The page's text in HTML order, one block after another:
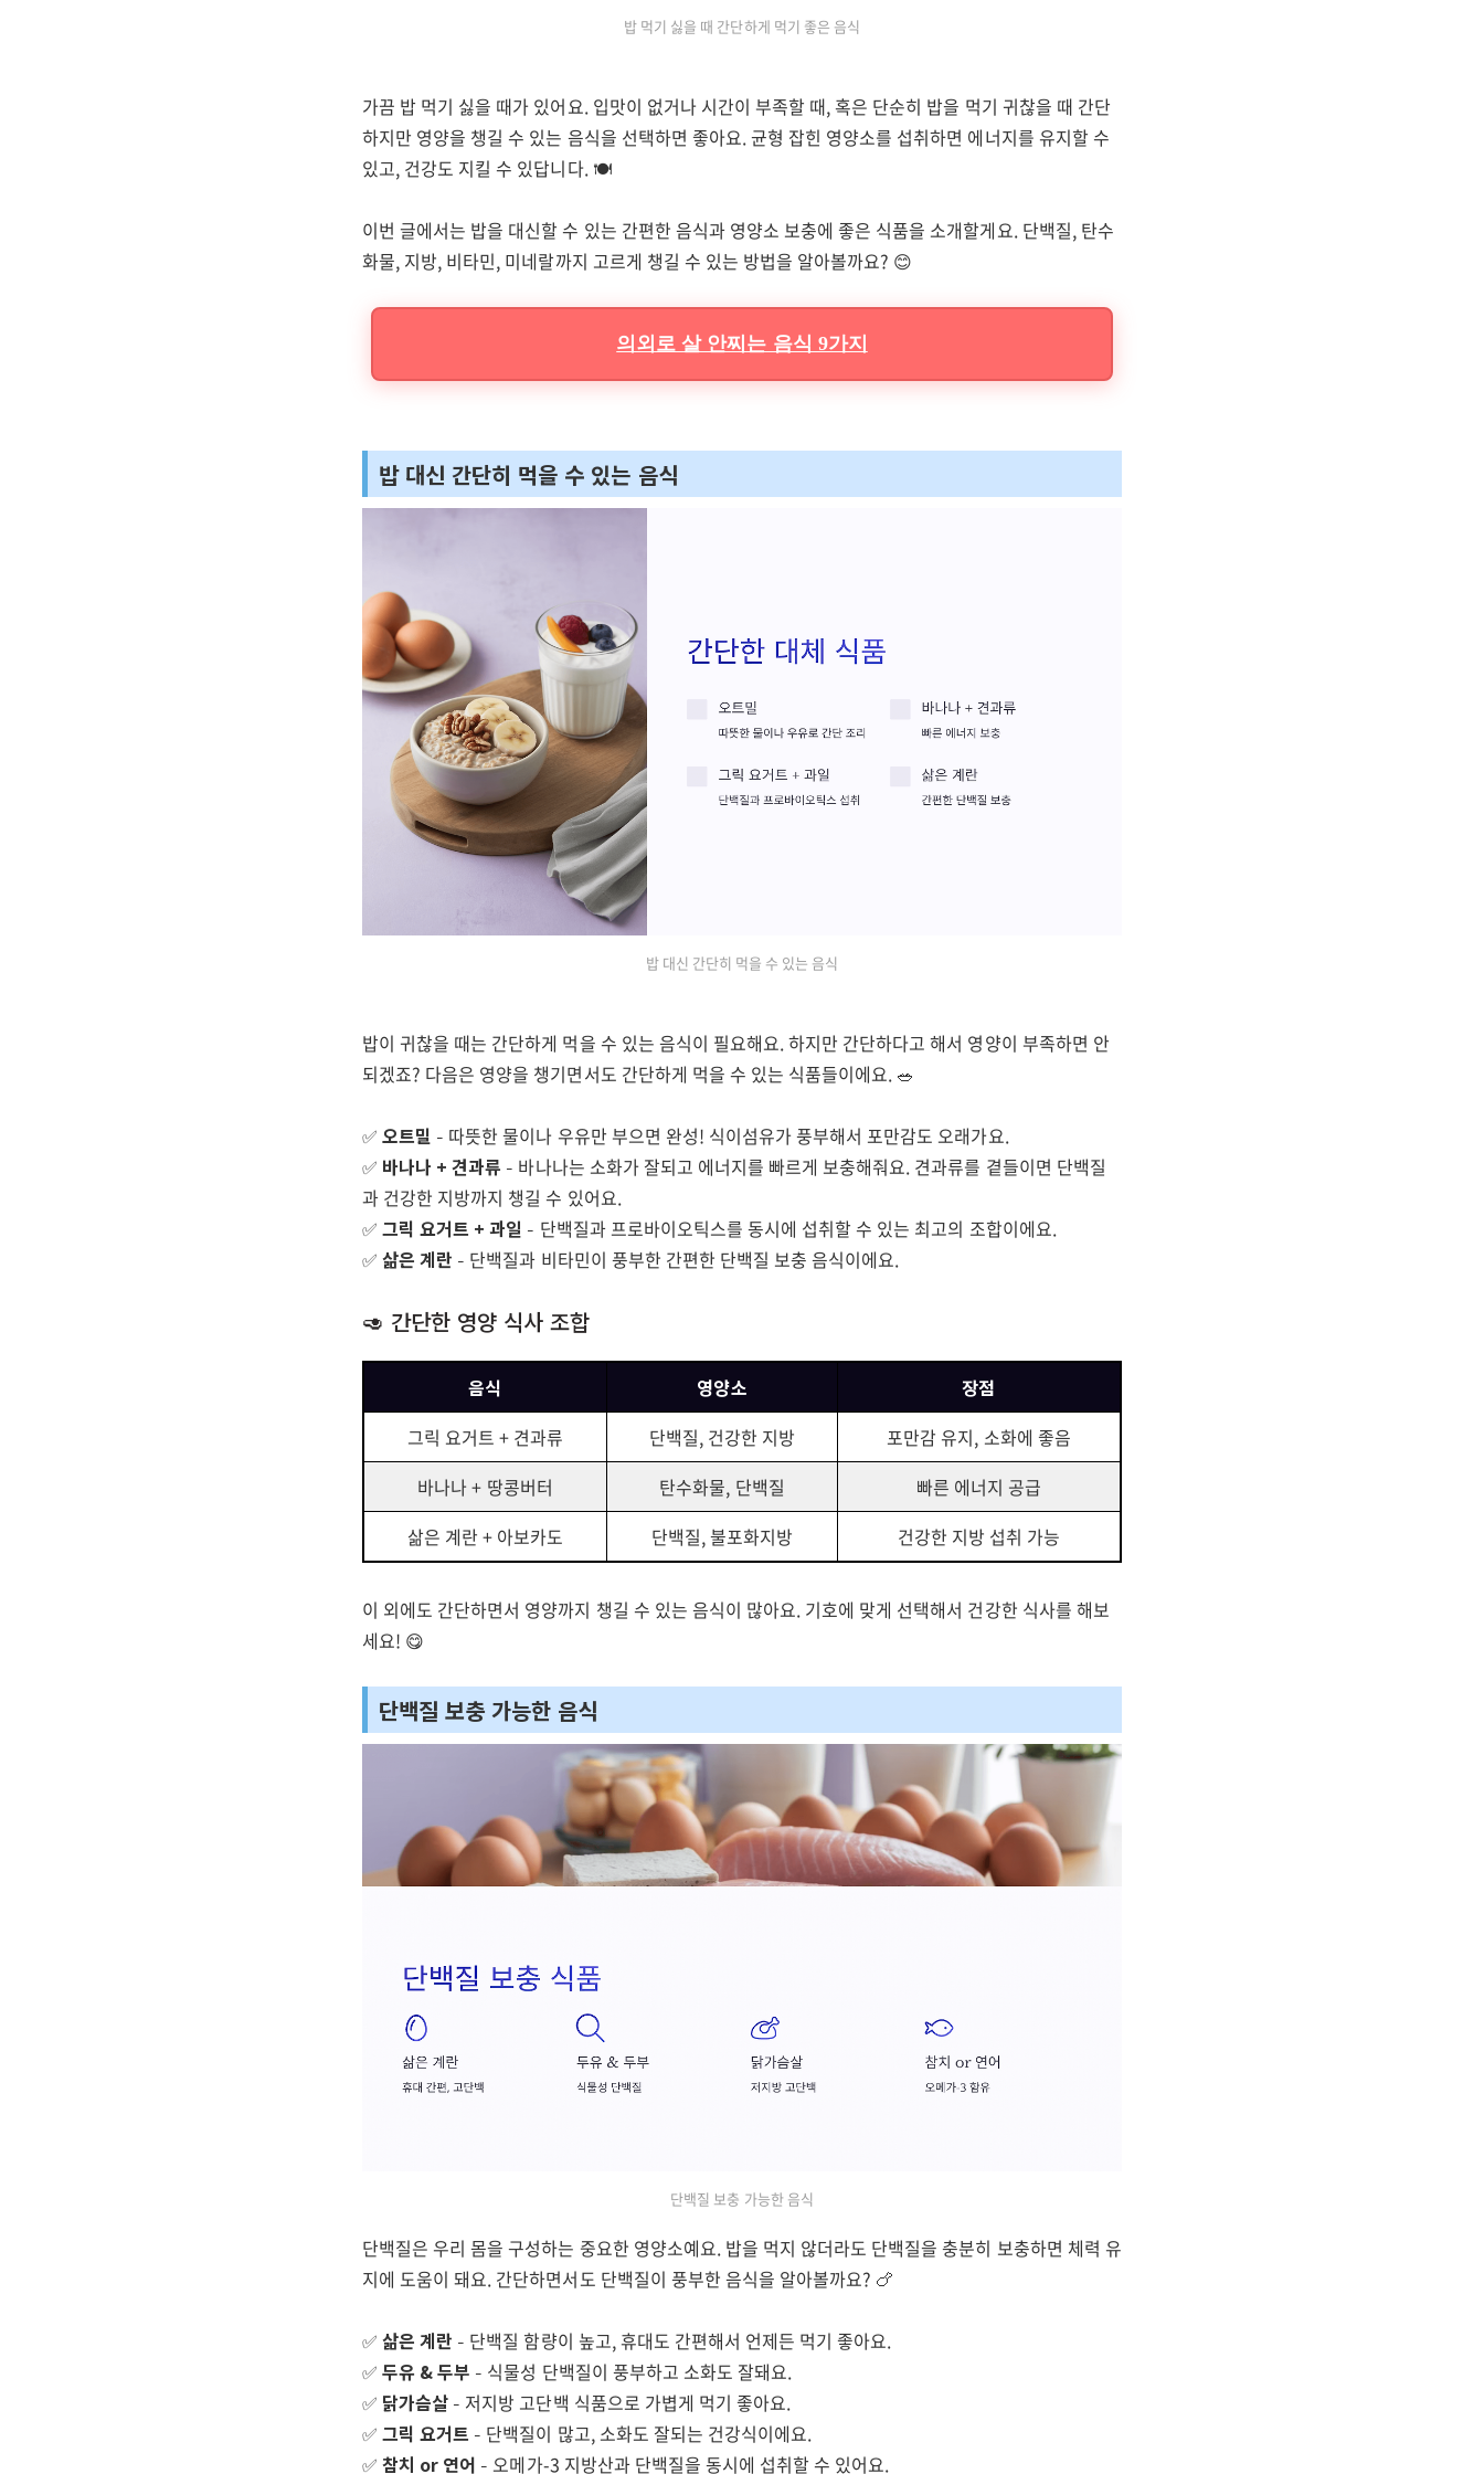
밥 먹기 싫을 때 간단하게 먹기 좋은 음식
가끔 밥 먹기 싫을 때가 있어요. 입맛이 없거나 시간이 부족할 때, 혹은 단순히 밥을 먹기 귀찮을 때 간단
하지만 영양을 챙길 수 있는 음식을 선택하면 좋아요. 균형 잡힌 영양소를 섭취하면 에너지를 유지할 수
있고, 건강도 지킬 수 있답니다. 🍽️
이번 글에서는 밥을 대신할 수 있는 간편한 음식과 영양소 보충에 좋은 식품을 소개할게요. 단백질, 탄수
화물, 지방, 비타민, 미네랄까지 고르게 챙길 수 있는 방법을 알아볼까요? 😊
의외로 살 안찌는 음식 9가지
밥 대신 간단히 먹을 수 있는 음식
밥 대신 간단히 먹을 수 있는 음식
밥이 귀찮을 때는 간단하게 먹을 수 있는 음식이 필요해요. 하지만 간단하다고 해서 영양이 부족하면 안
되겠죠? 다음은 영양을 챙기면서도 간단하게 먹을 수 있는 식품들이에요. 🥗
✅오트밀 – 따뜻한 물이나 우유만 부으면 완성! 식이섬유가 풍부해서 포만감도 오래가요.
✅ 바나나 + 견과류 – 바나나는 소화가 잘되고 에너지를 빠르게 보충해줘요. 견과류를 곁들이면 단백질
과 건강한 지방까지 챙길 수 있어요.
✅그릭 요거트 + 과일 – 단백질과 프로바이오틱스를 동시에 섭취할 수 있는 최고의 조합이에요.
✅삶은 계란 – 단백질과 비타민이 풍부한 간편한 단백질 보충 음식이에요.
🥑 간단한 영양 식사 조합
음식 영양소
장점
그릭 요거트 + 견과류
단백질, 건강한 지방
포만감 유지, 소화에 좋음
바나나 + 땅콩버터
탄수화물, 단백질
빠른 에너지 공급
삶은 계란 + 아보카도
단백질, 불포화지방 건강한 지방 섭취 가능
이 외에도 간단하면서 영양까지 챙길 수 있는 음식이 많아요. 기호에 맞게 선택해서 건강한 식사를 해보
세요! 😋
단백질 보충 가능한 음식
단백질 보충 가능한 음식
단백질은 우리 몸을 구성하는 중요한 영양소예요. 밥을 먹지 않더라도 단백질을 충분히 보충하면 체력 유
지에 도움이 돼요. 간단하면서도 단백질이 풍부한 음식을 알아볼까요? 🍗
✅삶은 계란 – 단백질 함량이 높고, 휴대도 간편해서 언제든 먹기 좋아요.
✅두유 & 두부 – 식물성 단백질이 풍부하고 소화도 잘돼요.
✅ 닭가슴살 – 저지방 고단백 식품으로 가볍게 먹기 좋아요.
✅그릭 요거트 – 단백질이 많고, 소화도 잘되는 건강식이에요.
✅참치 or 연어 – 오메가-3 지방산과 단백질을 동시에 섭취할 수 있어요.